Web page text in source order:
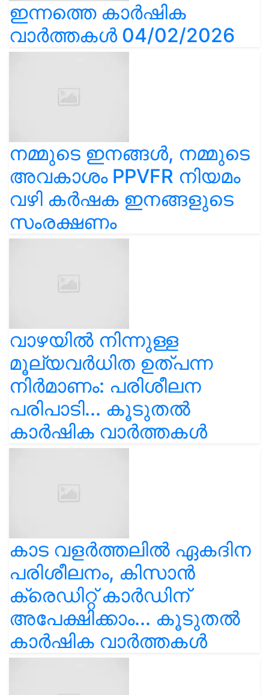
ഇന്നത്തെ കാർഷിക
വാർത്തകൾ 04/02/2026
നമ്മുടെ ഇനങ്ങൾ, നമ്മുടെ
അവകാശം PPVFR നിയമം
വഴി കർഷക ഇനങ്ങളുടെ
സംരക്ഷണം
വാഴയിൽ നിന്നുള്ള
മൂല്യവർധിത ഉത്പന്ന
നിർമാണം: പരിശീലന
പരിപാടി... കൂടുതൽ
കാർഷിക വാർത്തകൾ
കാട വളര്‍ത്തലിൽ ഏകദിന
പരിശീലനം, കിസാൻ
ക്രെഡിറ്റ് കാർഡിന്
അപേക്ഷിക്കാം... കൂടുതൽ
കാർഷിക വാർത്തകൾ